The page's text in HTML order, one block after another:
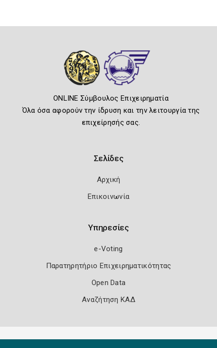
ONLINE Σύμβουλος Επιχειρηματία
Όλα όσα αφορούν την ίδρυση και την λειτουργία της
επιχείρησής σας.
Σελίδες
Αρχική
Επικοινωνία
Υπηρεσίες
e-Voting
Παρατηρητήριο Επιχειρηματικότητας
Open Data
Αναζήτηση ΚΑΔ